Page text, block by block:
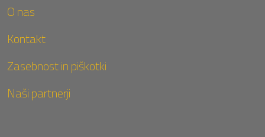
O nas
Kontakt
Zasebnost in piškotki
Naši partnerji